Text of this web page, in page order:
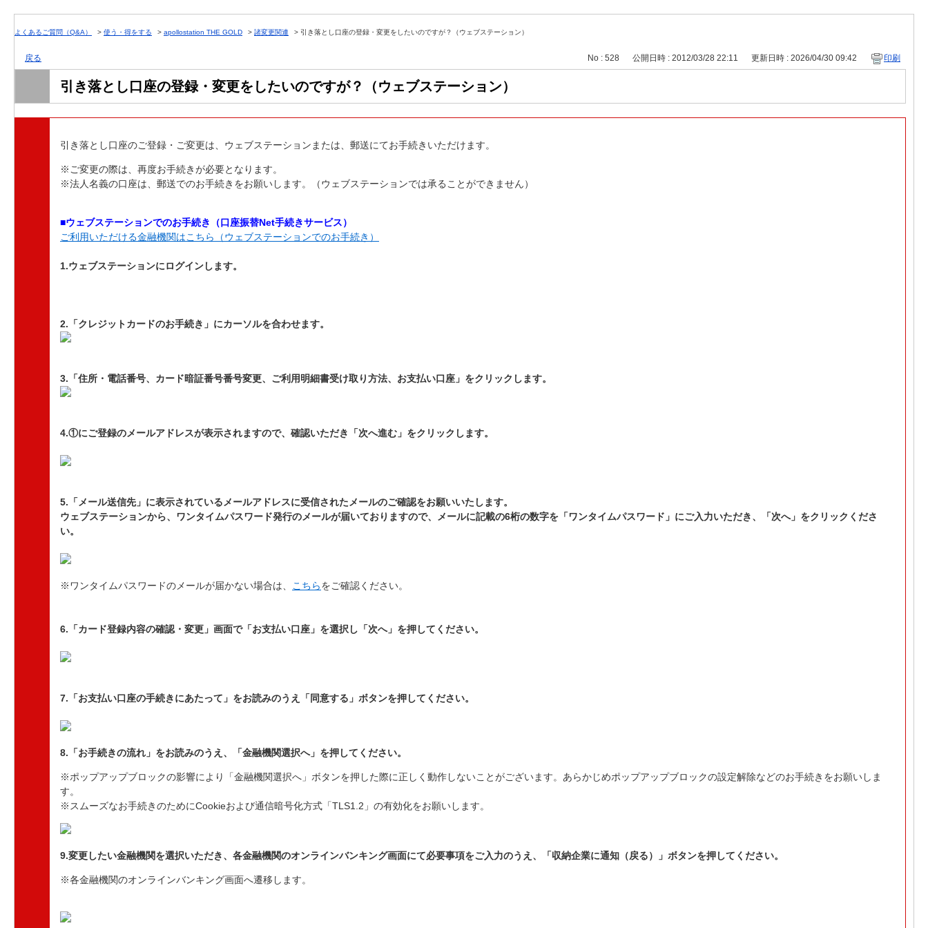
よくあるご質問（Q&A） > 使う・得をする > apollostation THE GOLD > 諸変更関連 > 引き落とし口座の登録・変更をしたいのですが？（ウェブステーション）
戻る No : 528 公開日時 : 2012/03/28 22:11 更新日時 : 2026/04/30 09:42 印刷
引き落とし口座の登録・変更をしたいのですが？（ウェブステーション）
引き落とし口座のご登録・ご変更は、ウェブステーションまたは、郵送にてお手続きいただけます。
※ご変更の際は、再度お手続きが必要となります。
※法人名義の口座は、郵送でのお手続きをお願いします。（ウェブステーションでは承ることができません）
■ウェブステーションでのお手続き（口座振替Net手続きサービス）
ご利用いただける金融機関はこちら（ウェブステーションでのお手続き）
1.ウェブステーションにログインします。
2.「クレジットカードのお手続き」にカーソルを合わせます。
3.「住所・電話番号、カード暗証番号番号変更、ご利用明細書受け取り方法、お支払い口座」をクリックします。
4.①にご登録のメールアドレスが表示されますので、確認いただき「次へ進む」をクリックします。
5.「メール送信先」に表示されているメールアドレスに受信されたメールのご確認をお願いいたします。
ウェブステーションから、ワンタイムパスワード発行のメールが届いておりますので、メールに記載の6桁の数字を「ワンタイムパスワード」にご入力いただき、「次へ」をクリックくださ
い。
※ワンタイムパスワードのメールが届かない場合は、 こちらをご確認ください。
6.「カード登録内容の確認・変更」画面で「お支払い口座」を選択し「次へ」を押してください。
7.「お支払い口座の手続きにあたって」をお読みのうえ「同意する」ボタンを押してください。
8.「お手続きの流れ」をお読みのうえ、「金融機関選択へ」を押してください。
※ポップアップブロックの影響により「金融機関選択へ」ボタンを押した際に正しく動作しないことがございます。あらかじめポップアップブロックの設定解除などのお手続きをお願いしま
す。
※スムーズなお手続きのためにCookieおよび通信暗号化方式「TLS1.2」の有効化をお願いします。
9.変更したい金融機関を選択いただき、各金融機関のオンラインバンキング画面にて必要事項をご入力のうえ、「収納企業に通知（戻る）」ボタンを押してください。
※各金融機関のオンラインバンキング画面へ遷移します。